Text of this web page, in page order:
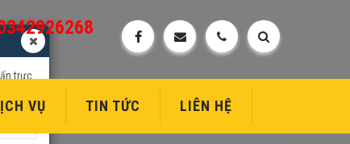
VỤ TIN TỨC LIÊN HỆ
trực